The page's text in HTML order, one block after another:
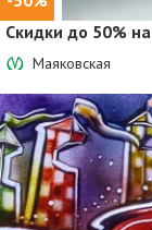
Cкидки до 50%
Маяковская